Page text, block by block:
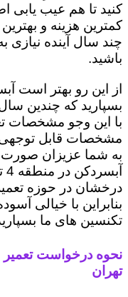
کنید تا هم عیب
کمترین هزینه و
چند سال آینده نیازی
باشید.
از این رو بهتر است
بسپارید که چندین
به شما عزیزان صورت
درخشان در حوزه
بنابراین با خیالی
تکنسین های ما
تهران